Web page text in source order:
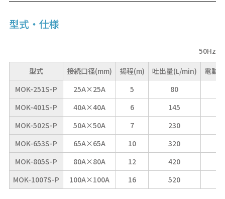
型式・仕様
50Hz
型式
接続口径(mm) 揚程(m) 吐出量(L/min)
電動
MOK-251S-P
25A×25A 5 80
MOK-401S-P
40A×40A 6 145
MOK-502S-P
50A×50A 7 230
MOK-653S-P
65A×65A 10 320
MOK-805S-P
80A×80A 12 420
MOK-1007S-P
100A×100A 16 520